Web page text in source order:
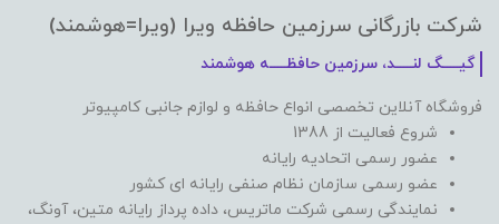
شرکت بازرگانی سرزمین حافظه ویرا (ویرا=هوشمند)
گیـــــگ لنـــــد، سرزمین حافظـــــه هوشمند
فروشگاه آنلاین تخصصی انواع حافظه و لوازم جانبی کامپیوتر
شروع فعالیت از 1388
عضور رسمی اتحادیه رایانه
عضو رسمی سازمان نظام صنفی رایانه ای کشور
نمایندگی رسمی شرکت ماتریس، داده پرداز رایانه متین، آونگ،